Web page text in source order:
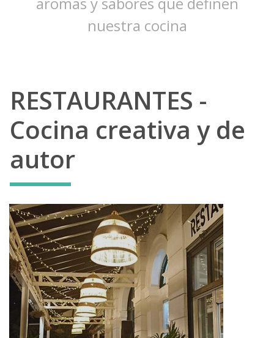
nuestra cocina
RESTAURANTES -
Cocina creativa y de
autor